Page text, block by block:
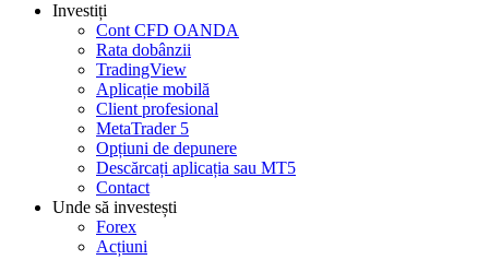
Investiți
Cont CFD OANDA
Rata dobânzii
TradingView
Aplicație mobilă
Client profesional
MetaTrader 5
Opțiuni de depunere
Descărcați aplicația sau MT5
Contact
Unde să investești
Forex
Acțiuni